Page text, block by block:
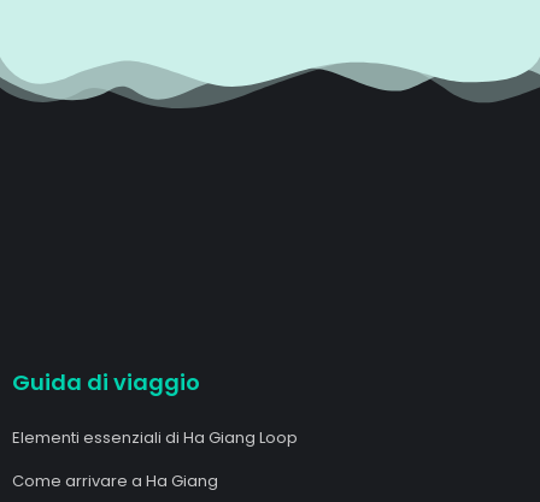
Guida di viaggio
Elementi essenziali di Ha Giang Loop
Come arrivare a Ha Giang